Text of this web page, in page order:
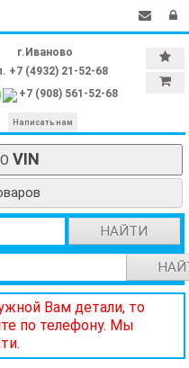
г.Иваново
+7 (4932) 21-52-68
+7 (908) 561-52-68
Написать нам
VIN
НАЙТИ
Вам детали, то
по телефону. Мы